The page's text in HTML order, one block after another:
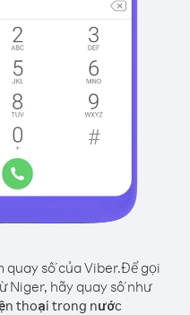
quay số của Viber.Để gọi
Niger, hãy quay số như
thoại trong nước